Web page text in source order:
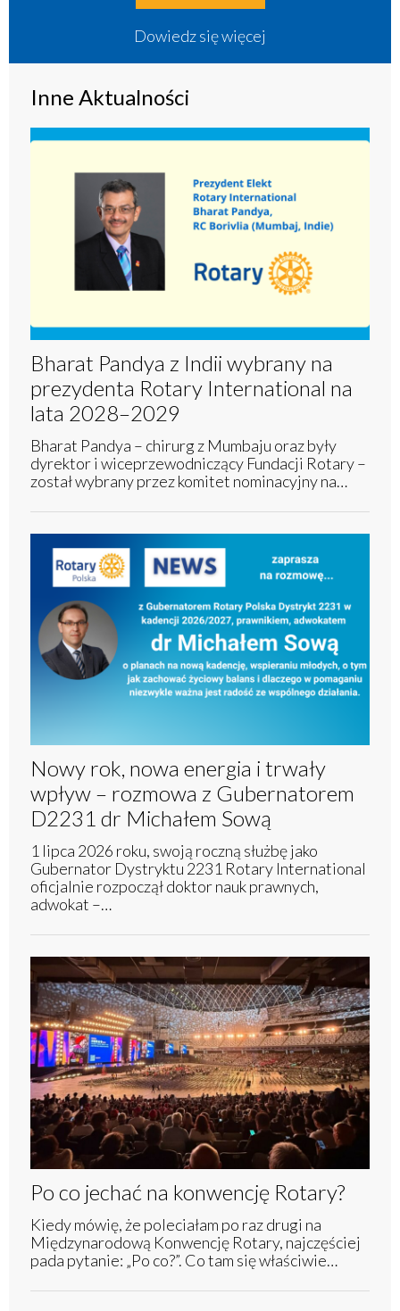
Dowiedz się więcej
Inne Aktualności
Bharat Pandya z Indii wybrany na
prezydenta Rotary International na
lata 2028–2029
Bharat Pandya – chirurg z Mumbaju oraz były
dyrektor i wiceprzewodniczący Fundacji Rotary –
został wybrany przez komitet nominacyjny na…
Nowy rok, nowa energia i trwały
wpływ – rozmowa z Gubernatorem
D2231 dr Michałem Sową
1 lipca 2026 roku, swoją roczną służbę jako
Gubernator Dystryktu 2231 Rotary International
oficjalnie rozpoczął doktor nauk prawnych,
adwokat –…
Po co jechać na konwencję Rotary?
Kiedy mówię, że poleciałam po raz drugi na
Międzynarodową Konwencję Rotary, najczęściej
pada pytanie: „Po co?”. Co tam się właściwie…